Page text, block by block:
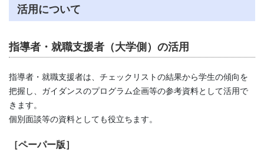
活用について
指導者・就職支援者（大学側）の活用
指導者・就職支援者は、チェックリストの結果から学生の傾向を
把握し、ガイダンスのプログラム企画等の参考資料として活用で
きます。
個別面談等の資料としても役立ちます。
［ペーパー版］